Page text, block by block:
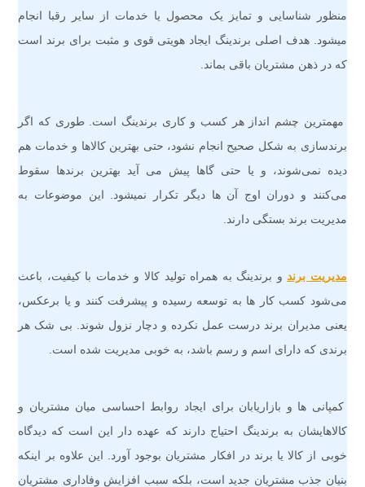
منظور شناسایی و تمایز یک محصول یا خدمات از سایر رقبا انجام
میشود. هدف اصلی برندینگ ایجاد هویتی قوی و مثبت برای برند است
که در ذهن مشتریان باقی بماند.
مهمترین چشم انداز هر کسب و کاری برندینگ است. طوری که اگر
برندسازی به شکل صحیح انجام نشود، حتی بهترین کالاها و خدمات هم
دیده نمی‌شوند، و یا حتی گاها پیش می آید بهترین برندها سقوط
می‌کنند و دوران اوج آن ها دیگر تکرار نمیشود. این موضوعات به
مدیریت برند بستگی دارند.
مدیریت برندو برندینگ به همراه تولید کالا و خدمات با کیفیت، باعث
می‌شود کسب کار ها به توسعه رسیده و پیشرفت کنند و یا برعکس،
یعنی مدیران برند درست عمل نکرده و دچار نزول شوند. بی شک هر
برندی که دارای اسم و رسم باشد، به خوبی مدیریت شده است.
کمپانی ها و بازاریابان برای ایجاد روابط احساسی میان مشتریان و
کالاهایشان به برندینگ احتیاج دارند که عهده دار این است که دیدگاه
خوبی از کالا یا برند در افکار مشتریان بوجود آورد. این علاوه بر اینکه
بنیان جذب مشتریان جدید است، بلکه سبب افزایش وفاداری مشتریان